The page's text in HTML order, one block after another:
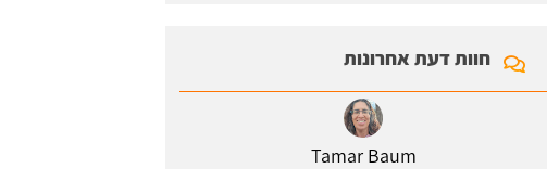
חוות דעת אחרונות
Tamar Baum